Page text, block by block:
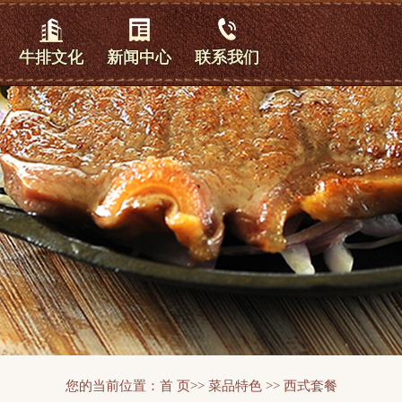
牛排文化
刀叉使用
教你吃牛排
西餐礼仪
新闻中心
公司新闻
行业新闻
公司优势
联系我们
您的当前位置： 首 页>> 菜品特色 >> 西式套餐